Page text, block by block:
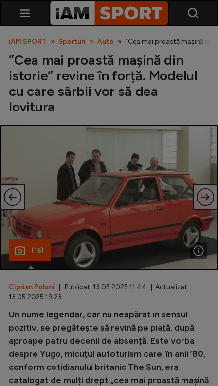
SuperLiga
Cupa României
Echipa Națională
U21
Fotbal feminin
Special
Diverse
Inedit
Clasamente
Champions League
Europa League
Conference League
iAM SPORT Sporturi Auto ”Cea mai proastă mașină
”Cea mai proastă mașină din
istorie” revine în forță. Modelul
cu care sârbii vor să dea
lovitura
(15)
Ciprian Poloni | Publicat: 13.05.2025 11:44 | Actualizat:
13.05.2025 19:23
Un nume legendar, dar nu neapărat în sensul
pozitiv, se pregătește să revină pe piață, după
aproape patru decenii de absență. Este vorba
despre Yugo, micuțul autoturism care, în anii ’80,
conform cotidianului britanic The Sun, era
catalogat de mulți drept „cea mai proastă mașină